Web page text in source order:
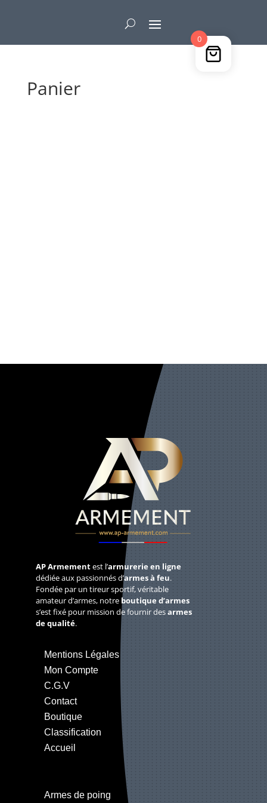
Panier
AP Armementest l’armurerie en ligne
dédiée aux passionnés d’armes à feu.
Fondée par un tireur sportif, véritable
amateur d’armes, notre boutique d’armes
s’est fixé pour mission de fournir desarmes
de qualité.
Mentions Légales
Mon Compte
C.G.V
Contact
Boutique
Classification
Accueil
Armes de poing
0